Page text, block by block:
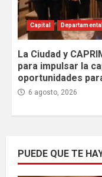
Capital
La Ciudad y
para impulsar la
oportunidades
6 agosto, 2026
PUEDE QUE TE